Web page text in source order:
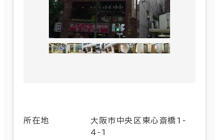
所在地
大阪市中央区東心斎橋1-
4-1